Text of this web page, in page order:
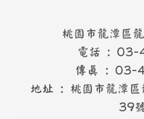
桃園市龍潭區
電話 : 03-
傳真 : 03-
地址 : 桃園市龍潭區
39